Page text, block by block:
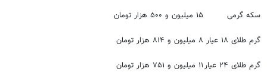
سکه گرمی ۱۵ میلیون و ۵۰۰ هزار تومان
گرم طلای ۱۸ عیار ۸ میلیون و ۸۱۴ هزار تومان
گرم طلای ۲۴ عیار ۱۱ میلیون و ۷۵۱ هزار تومان